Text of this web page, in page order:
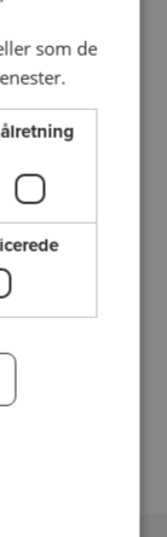
6700
som de